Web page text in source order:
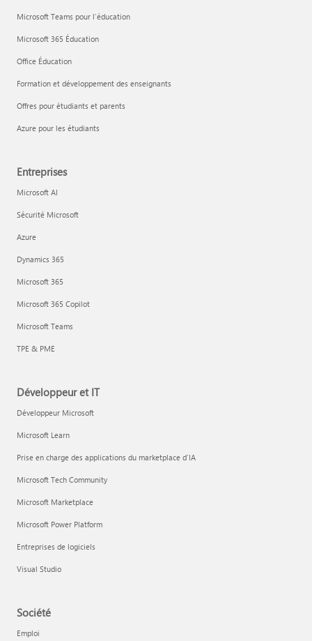
Microsoft Teams pour l’éducation
Microsoft 365 Éducation
Office Éducation
Formation et développement des enseignants
Offres pour étudiants et parents
Azure pour les étudiants
Entreprises
Microsoft AI
Sécurité Microsoft
Azure
Dynamics 365
Microsoft 365
Microsoft 365 Copilot
Microsoft Teams
TPE & PME
Développeur et IT
Développeur Microsoft
Microsoft Learn
Prise en charge des applications du marketplace d’IA
Microsoft Tech Community
Microsoft Marketplace
Microsoft Power Platform
Entreprises de logiciels
Visual Studio
Société
Emploi